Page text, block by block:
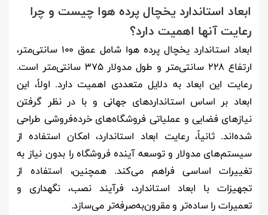
ابعاد استاندارد یخچال پرده هوا چیست و چرا
رعایت آنها اهمیت دارد؟
ابعاد استاندارد یخچال پرده هوا شامل عمق ۱۰۰ سانتی‌متر،
ارتفاع ۲۲۸ سانتی‌متر و طول مدولار ۳۷۵ سانتی‌متر است.
رعایت این ابعاد به دلایل متعددی اهمیت دارد. اولاً، این
ابعاد بر اساس استانداردهای جهانی و با در نظر گرفتن
نیازهای فضایی و عملیاتی فروشگاه‌های خرده‌فروشی طراحی
شده‌اند. ثانیاً، رعایت ابعاد استاندارد، امکان استفاده از
سیستم‌های مدولار و توسعه آینده فروشگاه را بدون نیاز به
تغییرات اساسی فراهم می‌کند. همچنین، استفاده از
تجهیزات با ابعاد استاندارد، فرآیند نصب، نگهداری و
تعمیرات را ساده‌تر و مقرون‌به‌صرفه‌تر می‌سازد.